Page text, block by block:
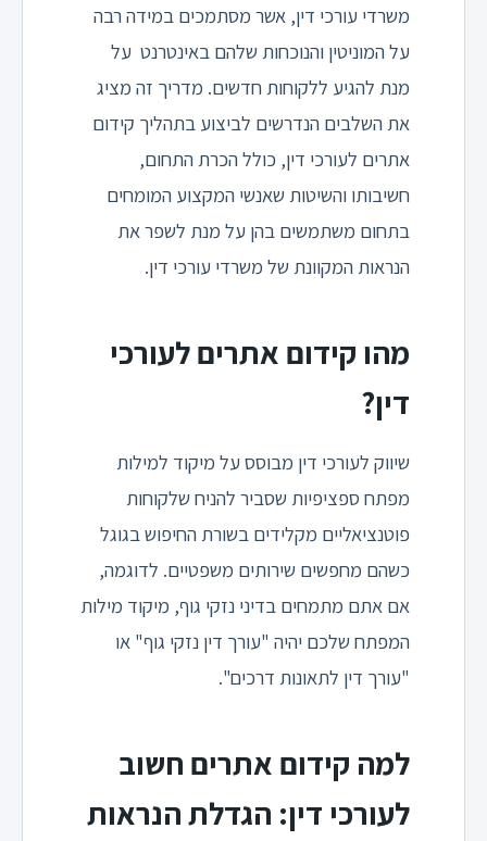
משרדי עורכי דין, אשר מסתמכים במידה רבה
על המוניטין והנוכחות שלהם באינטרנט על
מנת להגיע ללקוחות חדשים. מדריך זה מציג
את השלבים הנדרשים לביצוע בתהליך קידום
אתרים לעורכי דין, כולל הכרת התחום,
חשיבותו והשיטות שאנשי המקצוע המומחים
בתחום משתמשים בהן על מנת לשפר את
הנראות המקוונת של משרדי עורכי דין.
מהו קידום אתרים לעורכי
דין?
שיווק לעורכי דין מבוסס על מיקוד למילות
מפתח ספציפיות שסביר להניח שלקוחות
פוטנציאליים מקלידים בשורת החיפוש בגוגל
כשהם מחפשים שירותים משפטיים. לדוגמה,
אם אתם מתמחים בדיני נזקי גוף, מיקוד מילות
המפתח שלכם יהיה "עורך דין נזקי גוף" או
"עורך דין לתאונות דרכים".
למה קידום אתרים חשוב
לעורכי דין: הגדלת הנראות